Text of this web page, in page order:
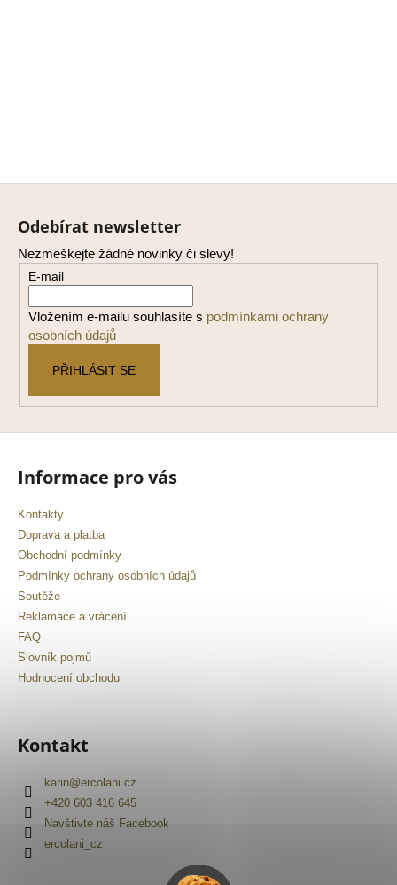
Odebírat newsletter
Nezmeškejte žádné novinky či slevy!
E-mail
Vložením e-mailu souhlasíte s podmínkami ochrany
osobních údajů
PŘIHLÁSIT SE
Informace pro vás
Kontakty
Doprava a platba
Obchodní podmínky
Podmínky ochrany osobních údajů
Soutěže
Reklamace a vrácení
FAQ
Slovník pojmů
Hodnocení obchodu
Kontakt
karin@ercolani.cz
+420 603 416 645
Navštivte náš Facebook
ercolani_cz